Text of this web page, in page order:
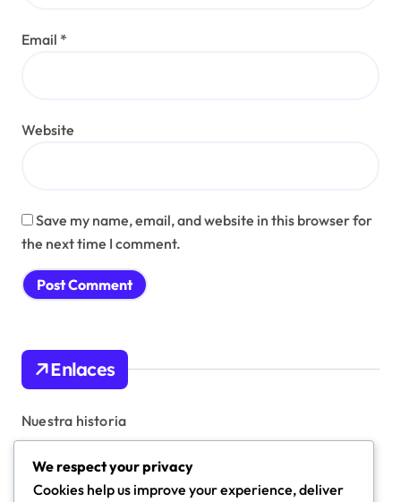
Email *
Website
Save my name, email, and website in this browser for
the next time I comment.
Enlaces
Nuestra historia
Navegar
We respect your privacy
Cookies help us improve your experience, deliver